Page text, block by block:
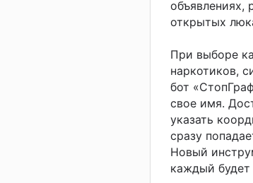
объявлениях,
открытых
При выборе
наркотиков,
бот
свое имя.
указать
сразу
Новый
каждый будет